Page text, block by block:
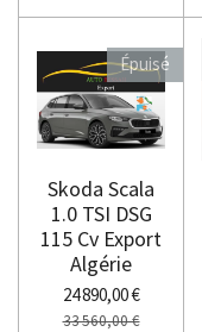
Épuisé
Skoda Scala
1.0 TSI DSG
115 Cv Export
Algérie
24 890,00 €
33 560,00 €